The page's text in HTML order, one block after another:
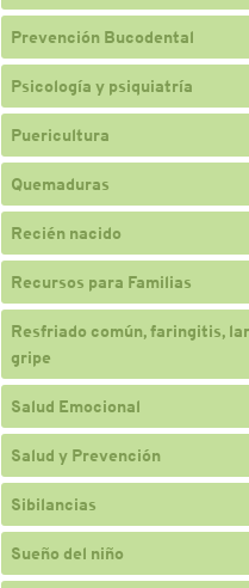
Prevención Bucodental
Psicología y psiquiatría
Puericultura
Quemaduras
Recién nacido
Recursos para Familias
Resfriado común, faringitis,
gripe
Salud Emocional
Salud y Prevención
Sibilancias
Sueño del niño